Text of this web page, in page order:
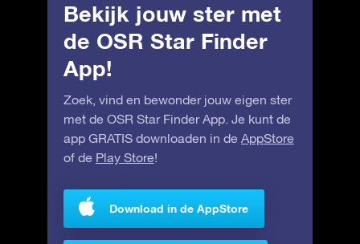
Bekijk jouw ster met
de OSR Star Finder
App!
Zoek, vind en bewonder jouw eigen ster
met de OSR Star Finder App. Je kunt de
app GRATIS downloaden in de AppStore
of de Play Store!
Download in de AppStore